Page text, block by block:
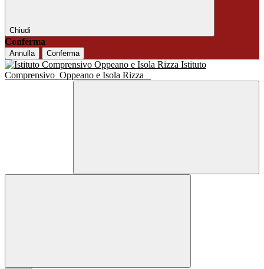
Chiudi
Conferma
Annulla Conferma
Istituto
Comprensivo Oppeano e Isola Rizza